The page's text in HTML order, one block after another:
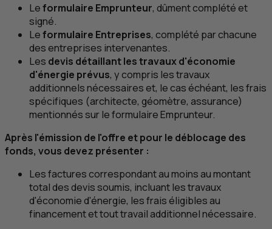
Leformulaire Emprunteur, dûment complété et
signé.
Leformulaire Entreprises, complété par chacune
des entreprises intervenantes.
Les devis détaillant les travaux d'économie
d'énergie prévus, y compris les travaux
additionnels nécessaires et, le cas échéant, les frais
spécifiques (architecte, géomètre, assurance)
mentionnés sur le formulaire Emprunteur.
Après l'émission de l'offre et pour le déblocage des
fonds, vous devez présenter :
Les factures correspondant au moins au montant
total des devis soumis, incluant les travaux
d'économie d'énergie, les frais éligibles au
financement et tout travail additionnel nécessaire.